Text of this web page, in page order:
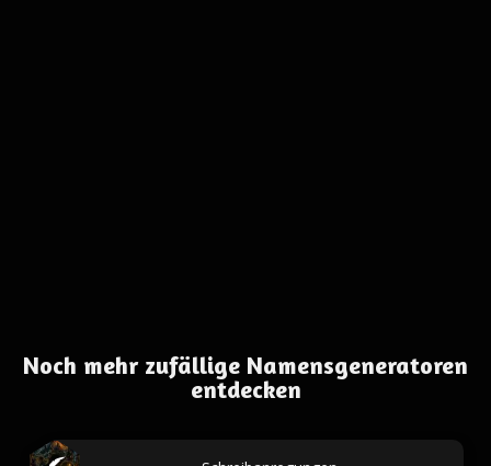
Noch mehr zufällige Namensgeneratoren
entdecken